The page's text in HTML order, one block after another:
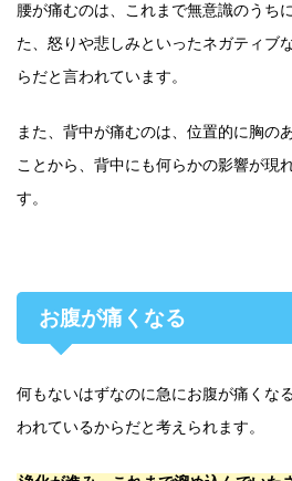
腰が痛むのは、これまで無意識のうち
た、怒りや悲しみといったネガティブ
らだと言われています。
また、背中が痛むのは、位置的に胸の
ことから、背中にも何らかの影響が現
す。
お腹が痛くなる
何もないはずなのに急にお腹が痛くな
われているからだと考えられます。